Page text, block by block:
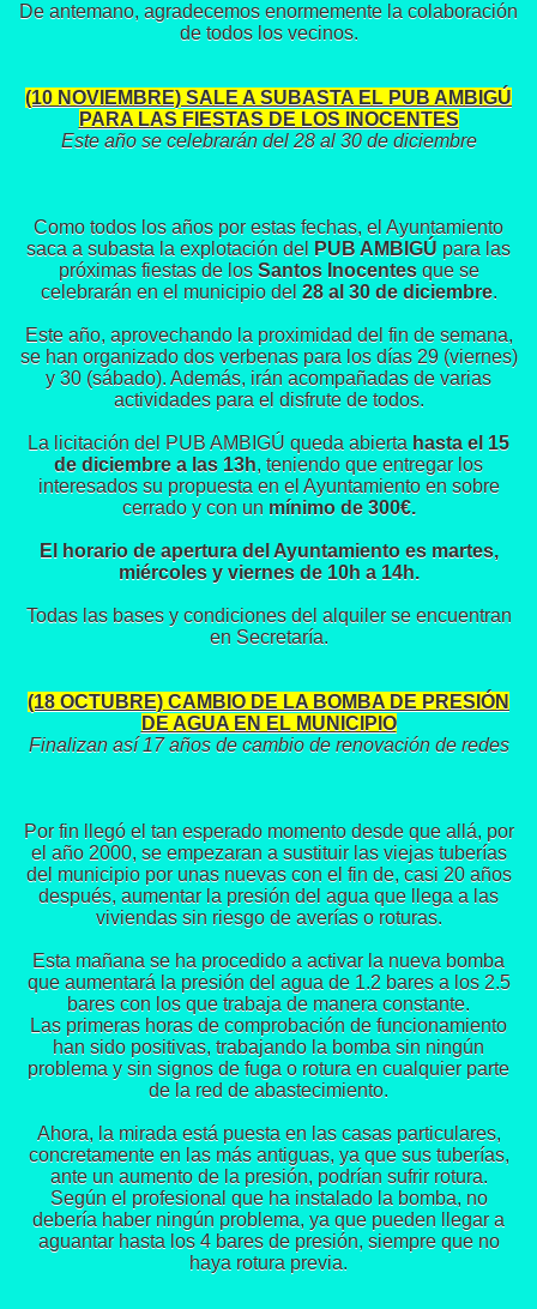
De antemano, agradecemos enormemente la colaboración
de todos los vecinos.
(10 NOVIEMBRE) SALE A SUBASTA EL PUB AMBIGÚ
PARA LAS FIESTAS DE LOS INOCENTES
Este año se celebrarán del 28 al 30 de diciembre
Como todos los años por estas fechas, el Ayuntamiento
saca a subasta la explotación del PUB AMBIGÚ para las
próximas fiestas de los Santos Inocentes que se
celebrarán en el municipio del 28 al 30 de diciembre.
Este año, aprovechando la proximidad del fin de semana,
se han organizado dos verbenas para los días 29 (viernes)
y 30 (sábado). Además, irán acompañadas de varias
actividades para el disfrute de todos.
La licitación del PUB AMBIGÚ queda abierta hasta el 15
de diciembre a las 13h, teniendo que entregar los
interesados su propuesta en el Ayuntamiento en sobre
cerrado y con un mínimo de 300€.
El horario de apertura del Ayuntamiento es martes,
miércoles y viernes de 10h a 14h.
Todas las bases y condiciones del alquiler se encuentran
en Secretaría.
(18 OCTUBRE) CAMBIO DE LA BOMBA DE PRESIÓN
DE AGUA EN EL MUNICIPIO
Finalizan así 17 años de cambio de renovación de redes
Por fin llegó el tan esperado momento desde que allá, por
el año 2000, se empezaran a sustituir las viejas tuberías
del municipio por unas nuevas con el fin de, casi 20 años
después, aumentar la presión del agua que llega a las
viviendas sin riesgo de averías o roturas.
Esta mañana se ha procedido a activar la nueva bomba
que aumentará la presión del agua de 1.2 bares a los 2.5
bares con los que trabaja de manera constante.
Las primeras horas de comprobación de funcionamiento
han sido positivas, trabajando la bomba sin ningún
problema y sin signos de fuga o rotura en cualquier parte
de la red de abastecimiento.
Ahora, la mirada está puesta en las casas particulares,
concretamente en las más antiguas, ya que sus tuberías,
ante un aumento de la presión, podrían sufrir rotura.
Según el profesional que ha instalado la bomba, no
debería haber ningún problema, ya que pueden llegar a
aguantar hasta los 4 bares de presión, siempre que no
haya rotura previa.